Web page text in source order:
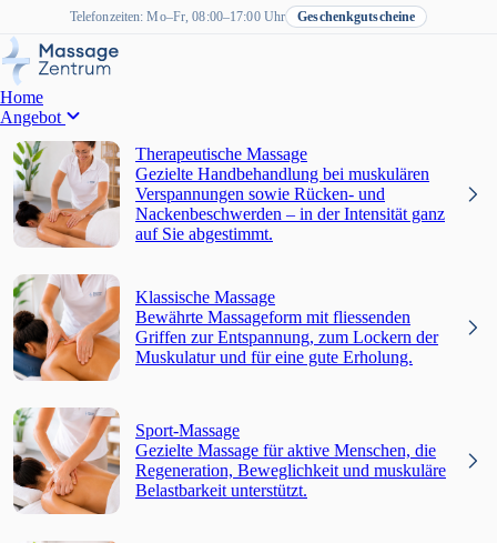
Telefonzeiten: Mo–Fr, 08:00–17:00 Uhr Geschenkgutscheine
Home
Angebot
Therapeutische Massage
Gezielte Handbehandlung bei muskulären
Verspannungen sowie Rücken- und
Nackenbeschwerden – in der Intensität ganz
auf Sie abgestimmt.
Klassische Massage
Bewährte Massageform mit fliessenden
Griffen zur Entspannung, zum Lockern der
Muskulatur und für eine gute Erholung.
Sport-Massage
Gezielte Massage für aktive Menschen, die
Regeneration, Beweglichkeit und muskuläre
Belastbarkeit unterstützt.